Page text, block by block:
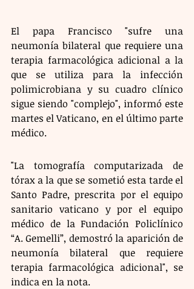
El papa Francisco "sufre una
neumonía bilateral que requiere una
terapia farmacológica adicional a la
que se utiliza para la infección
polimicrobiana y su cuadro clínico
sigue siendo "complejo", informó este
martes el Vaticano, en el último parte
médico.
"La tomografía computarizada de
tórax a la que se sometió esta tarde el
Santo Padre, prescrita por el equipo
sanitario vaticano y por el equipo
médico de la Fundación Policlínico
“A. Gemelli”, demostró la aparición de
neumonía bilateral que requiere
terapia farmacológica adicional", se
indica en la nota.